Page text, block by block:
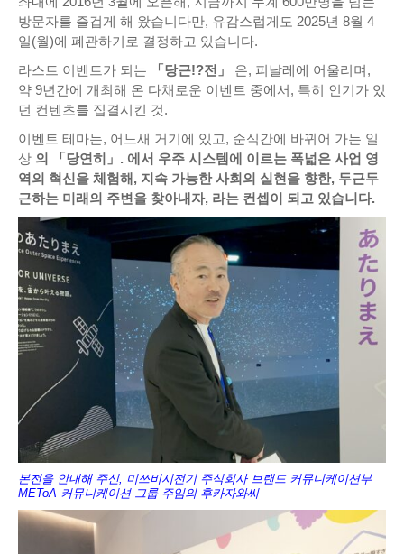
방문자를 즐겁게 해 왔습니다만, 유감스럽게도 2025년 8월 4
일(월)에 폐관하기로 결정하고 있습니다.
라스트 이벤트가 되는
「당근!?전」
은, 피날레에 어울리며,
약 9년간에 개최해 온 다채로운 이벤트 중에서, 특히 인기가 있
던 컨텐츠를 집결시킨 것.
이벤트 테마는, 어느새 거기에 있고, 순식간에 바뀌어 가는 일
상 의 「당연히」. 에서 우주 시스템에 이르는 폭넓은 사업 영
역의 혁신을 체험해, 지속 가능한 사회의 실현을 향한, 두근두
근하는 미래의 주변을 찾아내자, 라는 컨셉이 되고 있습니다.
본전을 안내해 주신, 미쓰비시전기 주식회사 브랜드 커뮤니케이션부
METoA 커뮤니케이션 그룹 주임의 후카자와씨